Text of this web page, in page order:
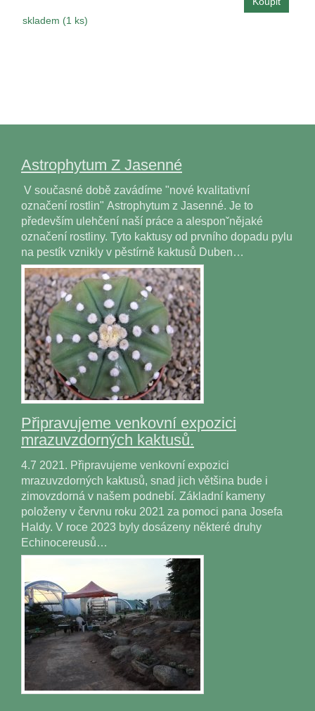
skladem (1 ks)
Astrophytum Z Jasenné
V současné době zavádíme "nové kvalitativní
označení rostlin" Astrophytum z Jasenné. Je to
především ulehčení naší práce a alesponˇnějaké
označení rostliny. Tyto kaktusy od prvního dopadu pylu
na pestík vznikly v pěstírně kaktusů Duben…
Připravujeme venkovní expozici
mrazuvzdorných kaktusů.
4.7 2021. Připravujeme venkovní expozici
mrazuvzdorných kaktusů, snad jich většina bude i
zimovzdorná v našem podnebí. Základní kameny
položeny v červnu roku 2021 za pomoci pana Josefa
Haldy. V roce 2023 byly dosázeny některé druhy
Echinocereusů…